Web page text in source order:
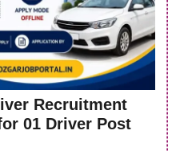
Recruitment
01 Driver Post